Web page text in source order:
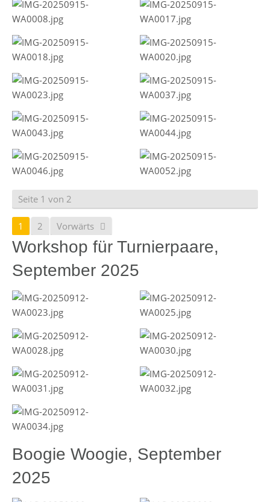
Seite 1 von 2
1 2 Vorwärts
Workshop für Turnierpaare,
September 2025
Boogie Woogie, September
2025